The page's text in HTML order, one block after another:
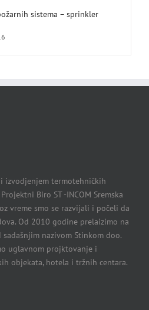
sistema – sprinkler
izvodjenjem termotehničkih
Biro ST -INCOM Sremska
vreme smo se razvijali i počeli da
Od 2010 godine prelaizimo na
nazivom Stinkom doo.
uglavnom projktovanje i
objekata, hotela i tržnih centara.